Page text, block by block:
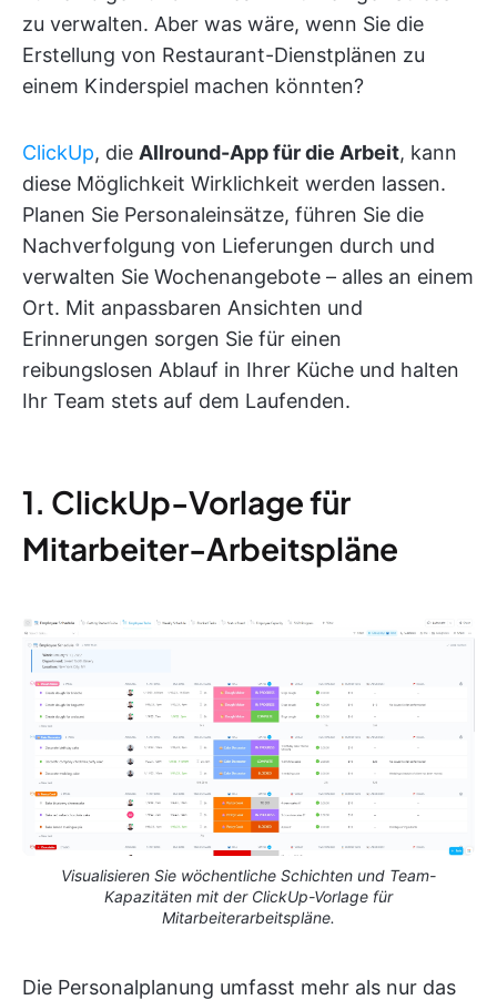
zu verwalten. Aber was wäre, wenn Sie die
Erstellung von Restaurant-Dienstplänen zu
einem Kinderspiel machen könnten?
ClickUp, die Allround-App für die Arbeit, kann
diese Möglichkeit Wirklichkeit werden lassen.
Planen Sie Personaleinsätze, führen Sie die
Nachverfolgung von Lieferungen durch und
verwalten Sie Wochenangebote – alles an einem
Ort. Mit anpassbaren Ansichten und
Erinnerungen sorgen Sie für einen
reibungslosen Ablauf in Ihrer Küche und halten
Ihr Team stets auf dem Laufenden.
1. ClickUp-Vorlage für
Mitarbeiter-Arbeitspläne
Visualisieren Sie wöchentliche Schichten und Team-
Kapazitäten mit der ClickUp-Vorlage für
Mitarbeiterarbeitspläne.
Die Personalplanung umfasst mehr als nur das